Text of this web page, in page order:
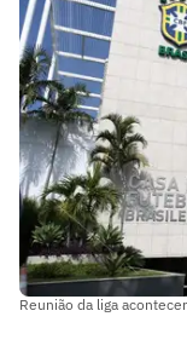
Reunião da liga